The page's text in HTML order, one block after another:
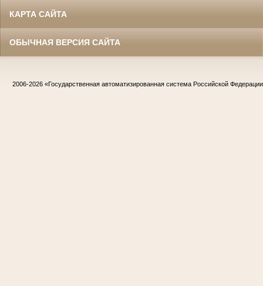
КАРТА САЙТА
ОБЫЧНАЯ ВЕРСИЯ САЙТА
2006-2026 «Государственная автоматизированная система Российской